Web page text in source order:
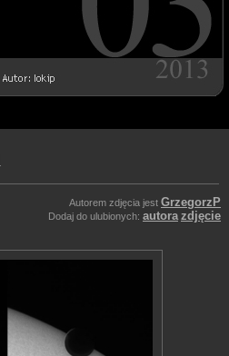
Autorem zdjęcia jest GrzegorzP
Dodaj do ulubionych: autora zdjęcie